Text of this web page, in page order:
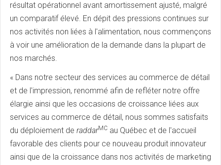
résultat opérationnel avant amortissement ajusté, malgré
un comparatif élevé. En dépit des pressions continues sur
nos activités non liées à l'alimentation, nous commençons
à voir une amélioration de la demande dans la plupart de
nos marchés.
« Dans notre secteur des services au commerce de détail
et de l'impression, renommé afin de refléter notre offre
élargie ainsi que les occasions de croissance liées aux
services au commerce de détail, nous sommes satisfaits
du déploiement de raddarMC au Québec et de l'accueil
favorable des clients pour ce nouveau produit innovateur
ainsi que de la croissance dans nos activités de marketing